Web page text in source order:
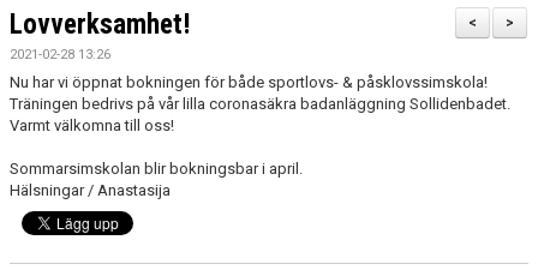
KURSPERIODER
KALENDER
>
<
Lovverksamhet!
2021-02-28 13:26
Nu har vi öppnat bokningen för både sportlovs- & påsklovssimskola!
Träningen bedrivs på vår lilla coronasäkra badanläggning Sollidenbadet.
Varmt välkomna till oss!
Sommarsimskolan blir bokningsbar i april.
Hälsningar / Anastasija